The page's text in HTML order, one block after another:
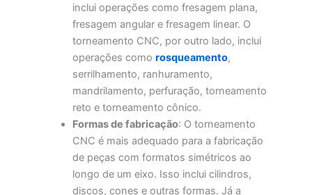
inclui operações como fresagem plana,
fresagem angular e fresagem linear. O
torneamento CNC, por outro lado, inclui
operações como rosqueamento,
serrilhamento, ranhuramento,
mandrilamento, perfuração, torneamento
reto e torneamento cônico.
Formas de fabricação: O torneamento
CNC é mais adequado para a fabricação
de peças com formatos simétricos ao
longo de um eixo. Isso inclui cilindros,
discos, cones e outras formas. Já a